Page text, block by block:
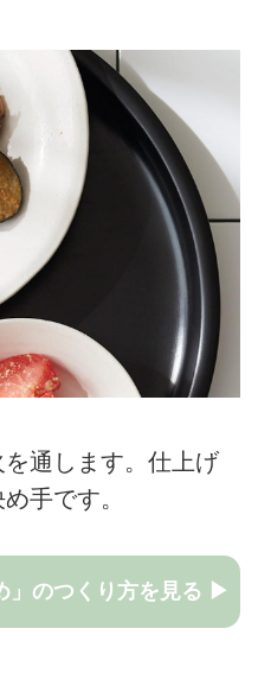
通します。仕上げ
手です。
」のつくり方を見る ▶